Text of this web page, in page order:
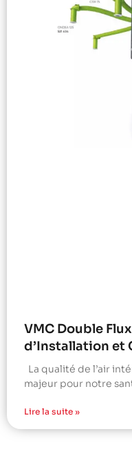
VMC Double
d’Installation et
La qualité de l’air
majeur pour notre
Lire la suite »